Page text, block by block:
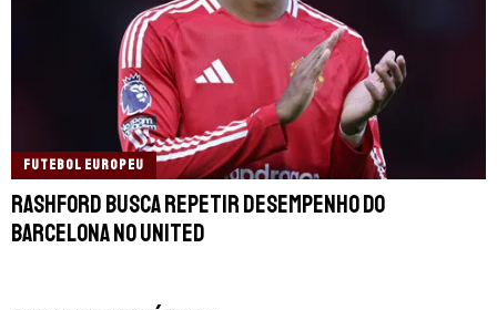
FUTEBOL EUROPEU
Rashford busca repetir desempenho do
Barcelona no United